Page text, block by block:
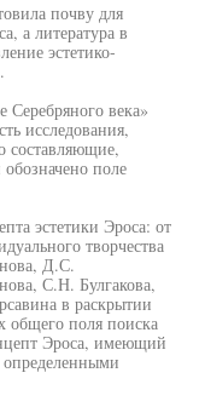
почву для
а литература в
эстетико-
Серебряного века»
исследования,
составляющие,
поле
эстетики Эроса: от
творчества
Д.С.
С.Н. Булгакова,
в раскрытии
общего поля поиска
Эроса, имеющий
определенными